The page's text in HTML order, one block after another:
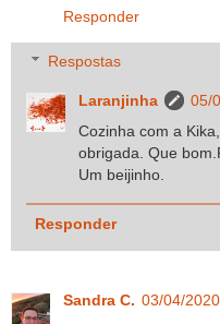
Responder
Respostas
Laranjinha
05/
Cozinha com a Kika,
obrigada. Que
Um beijinho.
Responder
Sandra C. 03/04/